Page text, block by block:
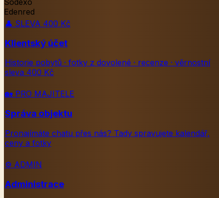
Sodexo
Edenred
👤 SLEVA 400 Kč
Klientský účet
Historie pobytů · fotky z dovolené · recenze · věrnostní
sleva 400 Kč
🏡 PRO MAJITELE
Správa objektu
Pronajímáte chatu přes nás? Tady spravujete kalendář,
ceny a fotky
⚙️ ADMIN
Administrace